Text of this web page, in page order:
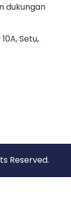
dukungan
Setu,
Reserved.